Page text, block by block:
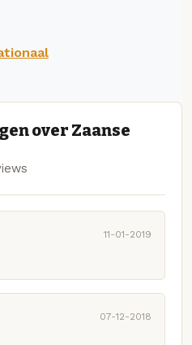
over Zaanse
11-01-2019
07-12-2018